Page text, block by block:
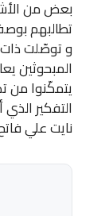
بعض من
تطالبهم
المبحوثين
يتمكّنوا من
التفكير
نايت علي